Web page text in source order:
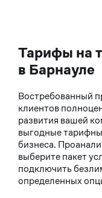
Тарифы на
в Барнауле
Востребованный
клиентов
развития вашей
выгодные
бизнеса.
выберите пакет
подключить
определенных